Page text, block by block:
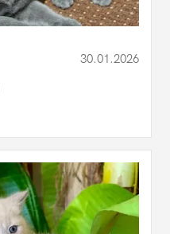
30.01.2026